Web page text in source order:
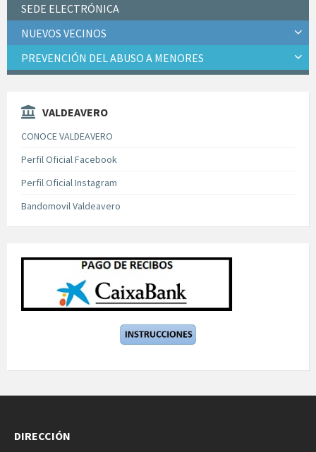
SEDE ELECTRÓNICA
NUEVOS VECINOS
PREVENCIÓN DEL ABUSO A MENORES
VALDEAVERO
CONOCE VALDEAVERO
Perfil Oficial Facebook
Perfil Oficial Instagram
Bandomovil Valdeavero
DIRECCIÓN